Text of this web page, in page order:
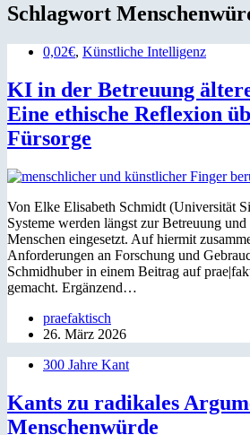
Schlagwort
0,02€, Künstliche Intelligenz
KI in der Betreuung
Eine ethische Reflexion
Fürsorge
Von Elke Elisabeth Schmidt (Universität
Systeme werden längst zur Betreuung
Menschen eingesetzt. Auf hiermit
Anforderungen an Forschung und
Schmidhuber in einem Beitrag auf
gemacht. Ergänzend…
praefaktisch
26. März 2026
300 Jahre Kant
Kants zu radikales
Menschenwürde